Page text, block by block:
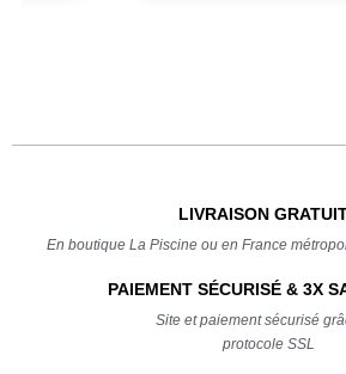
LIVRAISON
En boutique La Piscine ou en France
PAIEMENT SÉCURISÉ & 3X
Site et paiement sécurisé
protocole SSL